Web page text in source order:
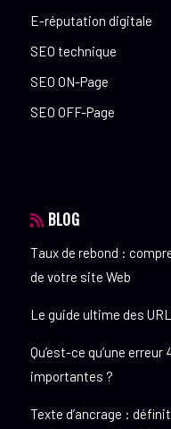
E-réputation digitale
SEO technique
SEO ON-Page
SEO OFF-Page
BLOG
Taux de rebond :
de votre site Web
Le guide ultime des
Qu’est-ce qu’une
importantes ?
Texte d’ancrage :